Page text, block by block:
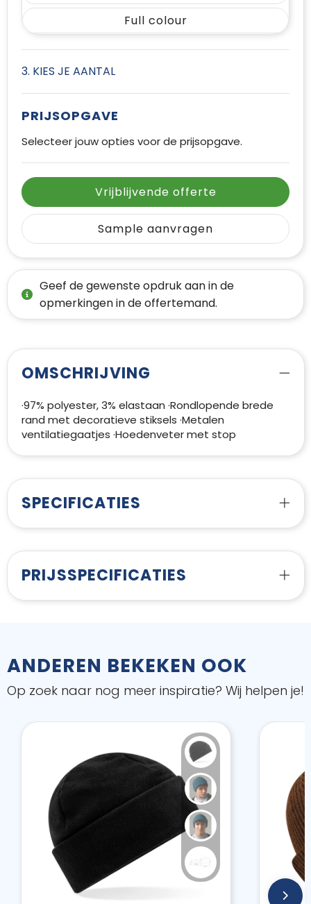
Full colour
3. KIES JE AANTAL
PRIJSOPGAVE
Selecteer jouw opties voor de prijsopgave.
Vrijblijvende offerte
Sample aanvragen
Geef de gewenste opdruk aan in de
opmerkingen in de offertemand.
OMSCHRIJVING
·97% polyester, 3% elastaan ·Rondlopende brede
rand met decoratieve stiksels ·Metalen
ventilatiegaatjes ·Hoedenveter met stop
SPECIFICATIES
PRIJSSPECIFICATIES
ANDEREN BEKEKEN OOK
Op zoek naar nog meer inspiratie? Wij helpen je!